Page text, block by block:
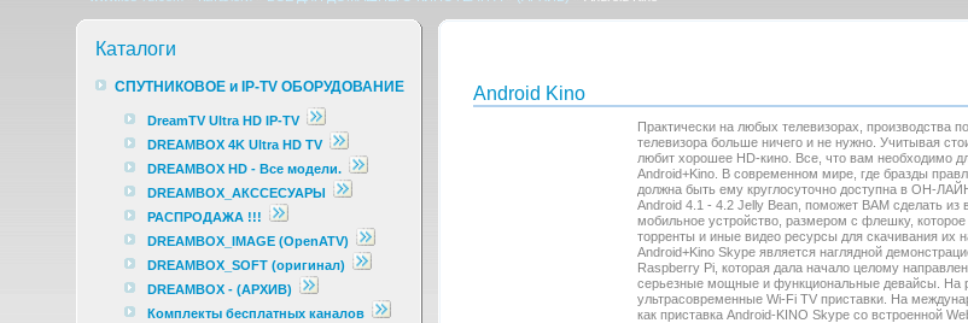
Android Kino
Практически на любых телевизорах, производства
телевизора больше ничего и не нужно. Учитывая
любит хорошее HD-кино. Все, что вам необходимо
Android+Kino. В современном мире, где бразды
должна быть ему круглосуточно доступна в ОН-
Android 4.1 - 4.2 Jelly Bean, поможет ВАМ сделать из
мобильное устройство, размером с флешку,
торренты и иные видео ресурсы для скачивания их
Android+Kino Skype является наглядной
Raspberry Pi, которая дала начало целому
серьезные мощные и функциональные девайсы. На
ультрасовременные Wi-Fi TV приставки. На
как приставка Android-KINO Skype со встроенной
Каталоги
СПУТНИКОВОЕ и IP-TV ОБОРУДОВАНИЕ
DreamTV Ultra HD IP-TV
DREAMBOX 4K Ultra HD TV
DREAMBOX HD - Все модели.
DREAMBOX_АКССЕСУАРЫ
РАСПРОДАЖА !!!
DREAMBOX_IMAGE (OpenATV)
DREAMBOX_SOFT (оригинал)
DREAMBOX - (АРХИВ)
Комплекты бесплатных каналов